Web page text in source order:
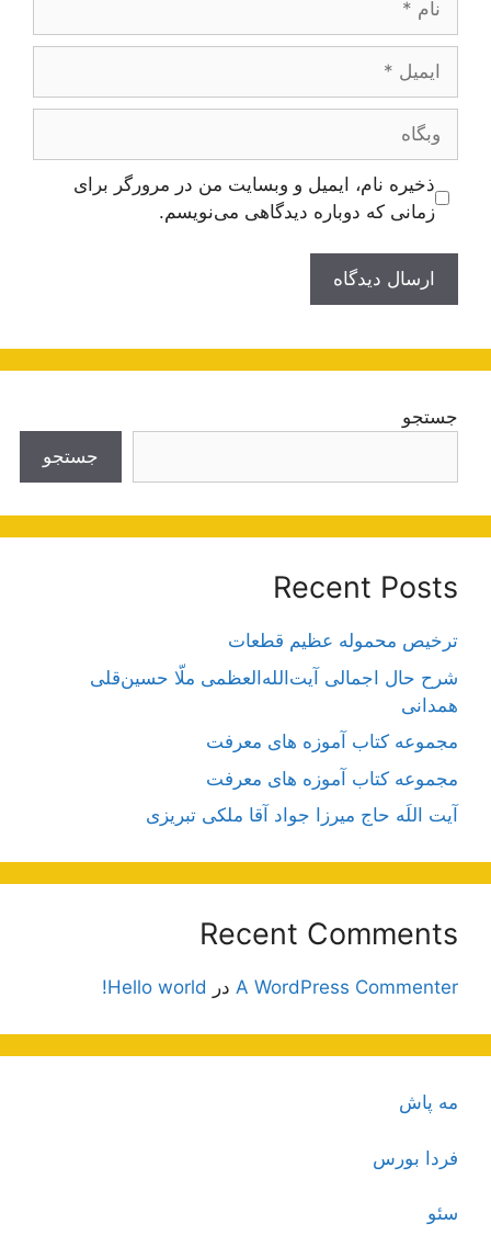
وبگاه
ذخیره نام، ایمیل و وبسایت من در مرورگر برای
زمانی که دوباره دیدگاهی می‌نویسم.
جستجو
جستجو
Recent Posts
ترخیص محموله عظیم قطعات
شرح حال اجمالی آیت‌الله‌العظمی ملّا حسین‌قلی
همدانی
مجموعه کتاب آموزه های معرفت
مجموعه کتاب آموزه های معرفت
آیت اللَه حاج میرزا جواد آقا ملکی تبریزی
Recent Comments
A WordPress Commenter در Hello world!
مه پاش
فردا بورس
سئو